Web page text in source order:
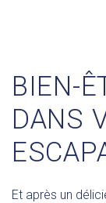
BIEN-
DANS
Et après un